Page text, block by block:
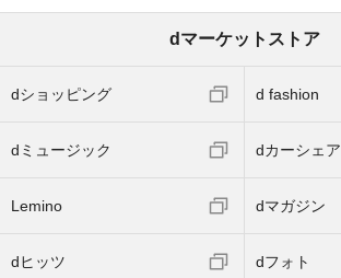
dマーケットストア
dショッピング d fashion
dミュージック dカーシェア
Lemino dマガジン
dヒッツ dフォト